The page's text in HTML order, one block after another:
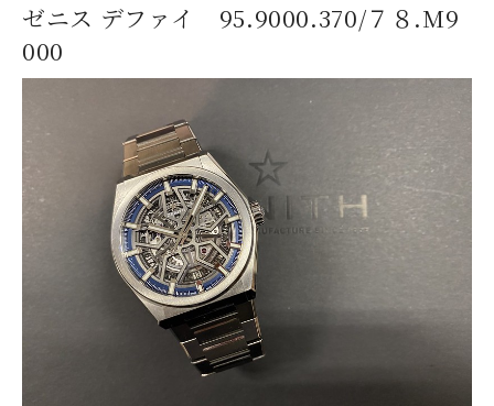
ゼニス デファイ 95.9000.370/７８.M9
000